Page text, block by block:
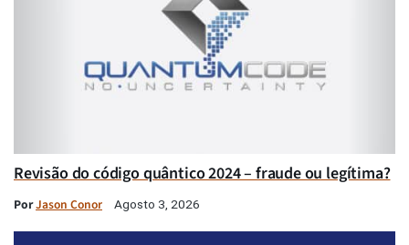
Revisão do código quântico 2024 – fraude ou legítima?
PorJason Conor Agosto 3, 2026